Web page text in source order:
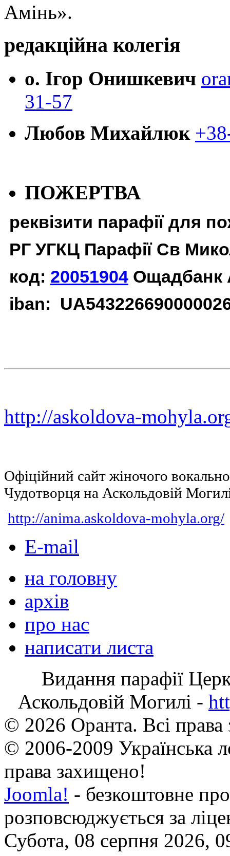
Амінь».
редакційна колегія
о. Ігор Онишкевич
31-57
Любов Михайлюк
ПОЖЕРТВА
реквізити парафії для
РГ УГКЦ Парафії Св
код: 20051904 Ощадбанк
iban:
http://askoldova-
Офіційний сайт жіночого
Чудотворця на Аскольдовій
http://anima.askoldova-mohyla.org/
E-mail
на головну
архів
про нас
написати листа
Видання парафії
Аскольдовій Могилі -
© 2026 Оранта. Всі
© 2006-2009 Українська
права захищено!
Joomla! - безкоштовне
розповсюджується за
Субота, 08 серпня 2026,